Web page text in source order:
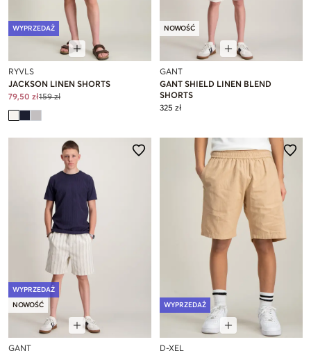
WYPRZEDAŻ
RYVLS
JACKSON LINEN SHORTS
79,50 zł159 zł
NOWOŚĆ
GANT
GANT SHIELD LINEN BLEND
SHORTS
325 zł
WYPRZEDAŻ
NOWOŚĆ
GANT
WYPRZEDAŻ
D-XEL